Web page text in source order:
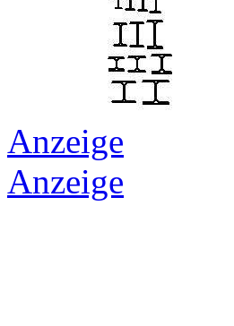
Anzeige
Anzeige